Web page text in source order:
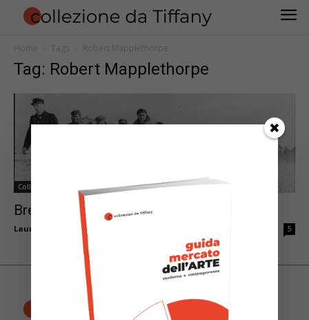
Home Tags Robert Mapplethorpe
Tag: Robert Mapplethorpe
Collezionare Fotografia
Breve storia della Fotografia (parte 2)
Laura Torricini - Aprile 17, 2013 5